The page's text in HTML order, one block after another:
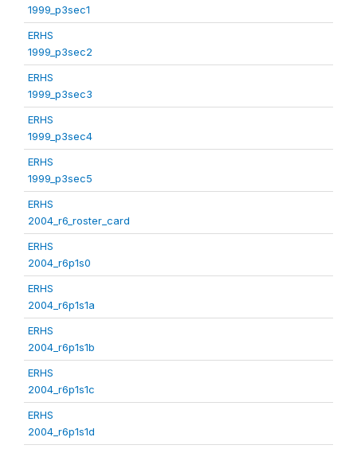
1999_p3sec1
ERHS
1999_p3sec2
ERHS
1999_p3sec3
ERHS
1999_p3sec4
ERHS
1999_p3sec5
ERHS
2004_r6_roster_card
ERHS
2004_r6p1s0
ERHS
2004_r6p1s1a
ERHS
2004_r6p1s1b
ERHS
2004_r6p1s1c
ERHS
2004_r6p1s1d